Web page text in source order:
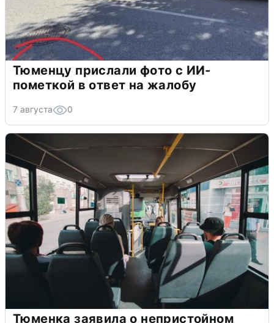
Тюменцу прислали фото с ИИ-
пометкой в ответ на жалобу
7 августа 0
Тюменка заявила о непристойном